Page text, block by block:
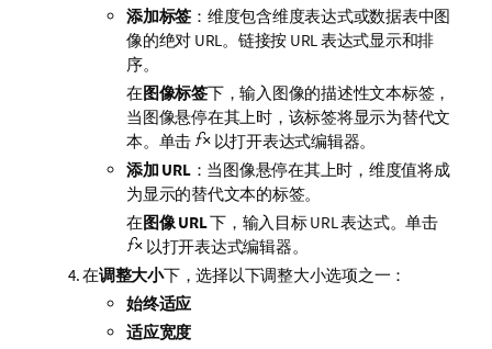
添加标签 ：维度包含维度表达式或数据表中图
像的绝对 URL。链接按 URL 表达式显示和排
序。
在图像标签下，输入图像的描述性文本标签，
当图像悬停在其上时，该标签将显示为替代文
本。单击
以打开表达式编辑器。
添加 URL：当图像悬停在其上时，维度值将成
为显示的替代文本的标签。
在图像 URL下，输入目标 URL 表达式。单击
以打开表达式编辑器。
在调整大小下，选择以下调整大小选项之一：
始终适应
适应宽度